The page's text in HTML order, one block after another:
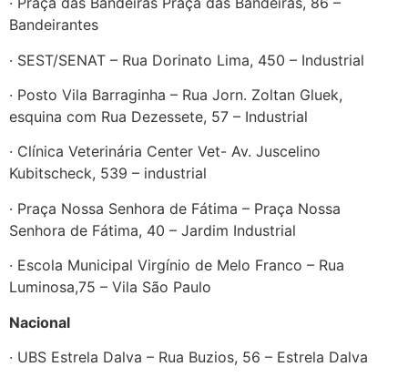
Bandeirantes
· SEST/SENAT – Rua Dorinato Lima, 450 – Industrial
· Posto Vila Barraginha – Rua Jorn. Zoltan Gluek,
esquina com Rua Dezessete, 57 – Industrial
· Clínica Veterinária Center Vet- Av. Juscelino
Kubitscheck, 539 – industrial
· Praça Nossa Senhora de Fátima – Praça Nossa
Senhora de Fátima, 40 – Jardim Industrial
· Escola Municipal Virgínio de Melo Franco – Rua
Luminosa,75 – Vila São Paulo
Nacional
· UBS Estrela Dalva – Rua Buzios, 56 – Estrela Dalva